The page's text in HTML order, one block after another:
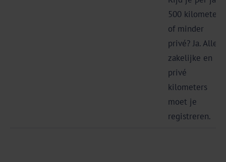
500 kilometer
of minder
privé? Ja. Alle
zakelijke en
privé
kilometers
moet je
registreren.